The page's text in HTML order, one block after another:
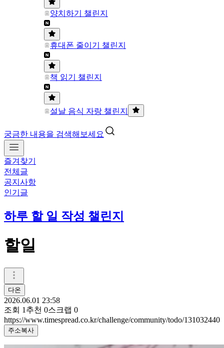
양치하기 챌린지
휴대폰 줄이기 챌린지
책 읽기 챌린지
설날 음식 자랑 챌린지
궁금한 내용을 검색해보세요
즐겨찾기
전체글
공지사항
인기글
하루 할 일 작성 챌린지
할일
다온
2026.06.01 23:58
조회 1 추천 0스크랩 0
https://www.timespread.co.kr/challenge/community/todo/131032440
주소복사